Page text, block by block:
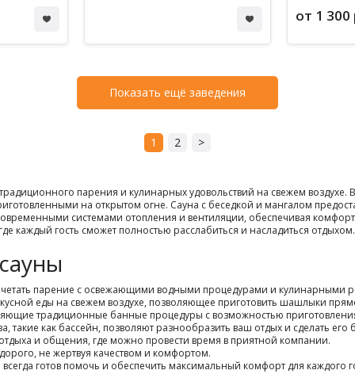
от 1 300
Показать ещё заведения
1 2 >
парения и кулинарных удовольствий на свежем
на открытом огне. Сауна с беседкой и мангалом
системами отопления и вентиляции, обеспечивая
каждый гость сможет полностью расслабиться и насладиться отдыхом.
парение с освежающими водными процедурами и кулинарными
еды на свежем воздухе, позволяющее приготовить шашлыки
традиционные банные процедуры с возможностью
такие как бассейн, позволяют разнообразить ваш отдых и сделать
и общения, где можно провести время в приятной компании.
не жертвуя качеством и комфортом.
готов помочь и обеспечить максимальный комфорт для каждого